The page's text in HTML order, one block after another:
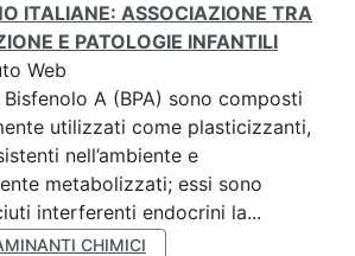
ITALIANE: ASSOCIAZIONE TRA
E PATOLOGIE INFANTILI
Web
A (BPA) sono composti
utilizzati come plasticizzanti,
nell’ambiente e
metabolizzati; essi sono
interferenti endocrini la...
CHIMICI